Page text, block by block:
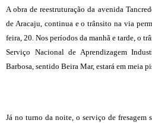
A obra de reestruturação da avenida
de Aracaju, continua e o trânsito na via
feira, 20. Nos períodos da manhã e tarde, o
Serviço Nacional de Aprendizagem
Barbosa, sentido Beira Mar, estará em meia
Já no turno da noite, o serviço de fresagem